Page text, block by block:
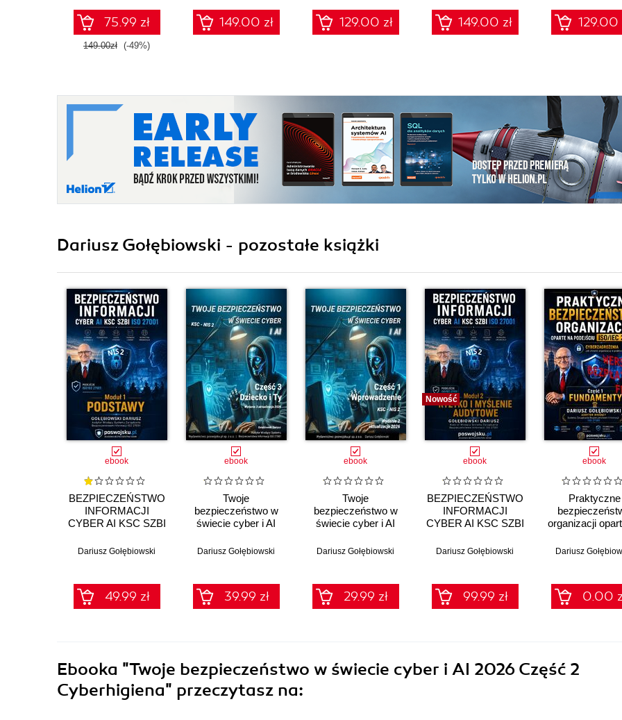
75.99 zł
149.00zł (-49%)
149.00 zł 129.00 zł
procedury, audyt dla
zarządów, IT i
compliance
149.00 zł 129.00
Dariusz Gołębiowski - pozostałe książki
ebook
BEZPIECZEŃSTWO
INFORMACJI
CYBER AI KSC SZBI
PODSTAWY
Dariusz Gołębiowski
49.99 zł
ebook
Twoje
bezpieczeństwo w
świecie cyber i AI
Dziecko i Ty
Dariusz Gołębiowski
39.99 zł
ebook
Twoje
bezpieczeństwo w
świecie cyber i AI
Wprowadzenie 2026
Dariusz Gołębiowski
29.99 zł
Nowość
ebook
BEZPIECZEŃSTWO
INFORMACJI
CYBER AI KSC SZBI
Ryzyko i myślenie
Dariusz Gołębiowski
99.99 zł
ebook
Praktyczne
organizacji
Część 1
Dariusz
0.00
Ebooka "Twoje bezpieczeństwo w świecie cyber i AI 2026 Część 2
Cyberhigiena" przeczytasz na: